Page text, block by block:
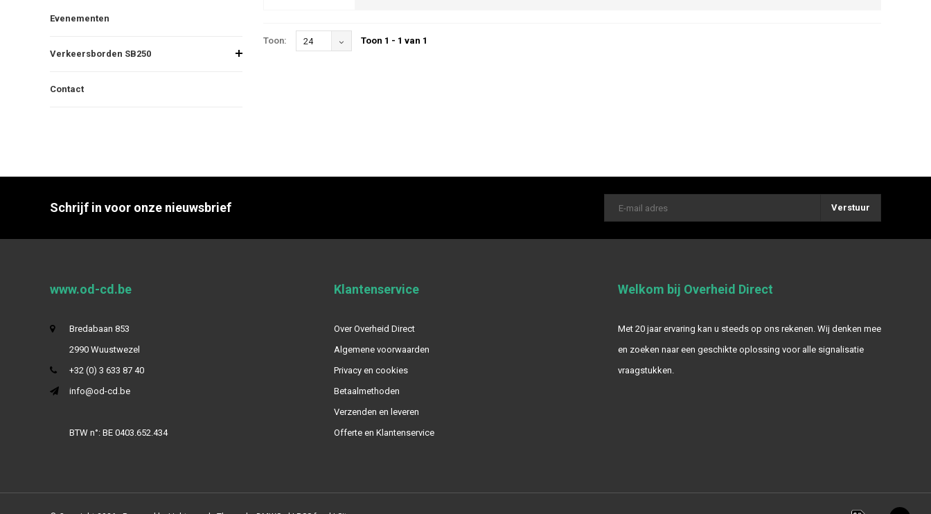
Evenementen
Verkeersborden SB250
Contact
Toon: 24 Toon 1 - 1 van 1
Schrijf in voor onze nieuwsbrief Verstuur
www.od-cd.be
Bredabaan 853
2990 Wuustwezel
+32 (0) 3 633 87 40
info@od-cd.be
BTW n°: BE 0403.652.434
Klantenservice
Over Overheid Direct
Algemene voorwaarden
Privacy en cookies
Betaalmethoden
Verzenden en leveren
Offerte en Klantenservice
Welkom bij Overheid Direct
Met 20 jaar ervaring kan u steeds op ons rekenen. Wij denken mee
en zoeken naar een geschikte oplossing voor alle signalisatie
vraagstukken.